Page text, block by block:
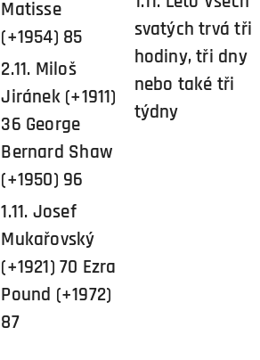
Matisse
(+1954) 85
2.11. Miloš
Jiránek (+1911)
36 George
Bernard Shaw
(+1950) 96
1.11. Josef
Mukařovský
(+1921) 70 Ezra
Pound (+1972)
87
svatých trvá tři
hodiny, tři dny
nebo také tři
týdny